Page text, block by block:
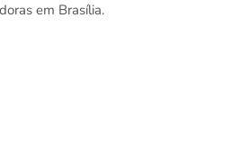
em Brasília.